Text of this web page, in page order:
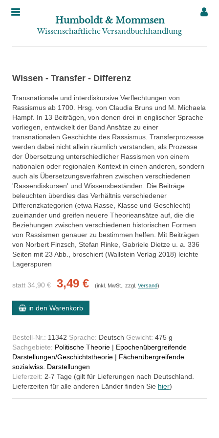
Humboldt & Mommsen
Wissenschaftliche Versandbuchhandlung
Wissen - Transfer - Differenz
Transnationale und interdiskursive Verflechtungen von
Rassismus ab 1700. Hrsg. von Claudia Bruns und M. Michaela
Hampf. In 13 Beiträgen, von denen drei in englischer Sprache
vorliegen, entwickelt der Band Ansätze zu einer
transnationalen Geschichte des Rassismus. Transferprozesse
werden dabei nicht allein räumlich verstanden, als Prozesse
der Übersetzung unterschiedlicher Rassismen von einem
nationalen oder regionalen Kontext in einen anderen, sondern
auch als Übersetzungsverfahren zwischen verschiedenen
'Rassendiskursen' und Wissensbeständen. Die Beiträge
beleuchten überdies das Verhältnis verschiedener
Differenzkategorien (etwa Rasse, Klasse und Geschlecht)
zueinander und greifen neuere Theorieansätze auf, die die
Beziehungen zwischen verschiedenen historischen Formen
von Rassismen genauer zu bestimmen helfen. Mit Beiträgen
von Norbert Finzsch, Stefan Rinke, Gabriele Dietze u. a. 336
Seiten mit 23 Abb., broschiert (Wallstein Verlag 2018) leichte
Lagerspuren
statt 34,90 € 3,49 € (inkl. MwSt., zzgl. Versand)
in den Warenkorb
Bestell-Nr.: 11342 Sprache: Deutsch Gewicht: 475 g
Sachgebiete: Politische Theorie | Epochenübergreifende
Darstellungen/Geschichtstheorie | Fächerübergreifende
sozialwiss. Darstellungen
Lieferzeit: 2-7 Tage (gilt für Lieferungen nach Deutschland.
Lieferzeiten für alle anderen Länder finden Sie hier)